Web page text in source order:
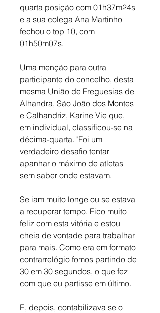
quarta posição com 01h37m24s
e a sua colega Ana Martinho
fechou o top 10, com
01h50m07s.
Uma menção para outra
participante do concelho, desta
mesma União de Freguesias de
Alhandra, São João dos Montes
e Calhandriz, Karine Vie que,
em individual, classificou-se na
décima-quarta. "Foi um
verdadeiro desafio tentar
apanhar o máximo de atletas
sem saber onde estavam.
Se iam muito longe ou se estava
a recuperar tempo. Fico muito
feliz com esta vitória e estou
cheia de vontade para trabalhar
para mais. Como era em formato
contrarrelógio fomos partindo de
30 em 30 segundos, o que fez
com que eu partisse em último.
E, depois, contabilizava se o